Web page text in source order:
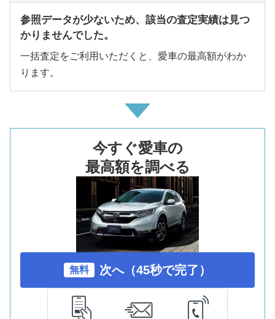
参照データが少ないため、該当の査定実績は見つ
かりませんでした。
一括査定をご利用いただくと、愛車の最高額がわか
ります。
今すぐ愛車の
最高額を調べる
無料 次へ（45秒で完了）